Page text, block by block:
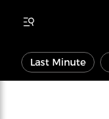
Last Minute